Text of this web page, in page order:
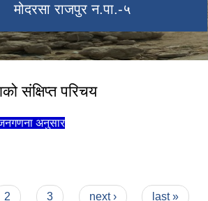
नगरपालिकाको प्राकृतिक सौन्दर्यता।
मोदरसा राजपुर न.पा.-५
मोदरसा
लाल बकैया नदिको दृश्य।
संक्षिप्त परिचय
अनुसार
2 3 next › last »